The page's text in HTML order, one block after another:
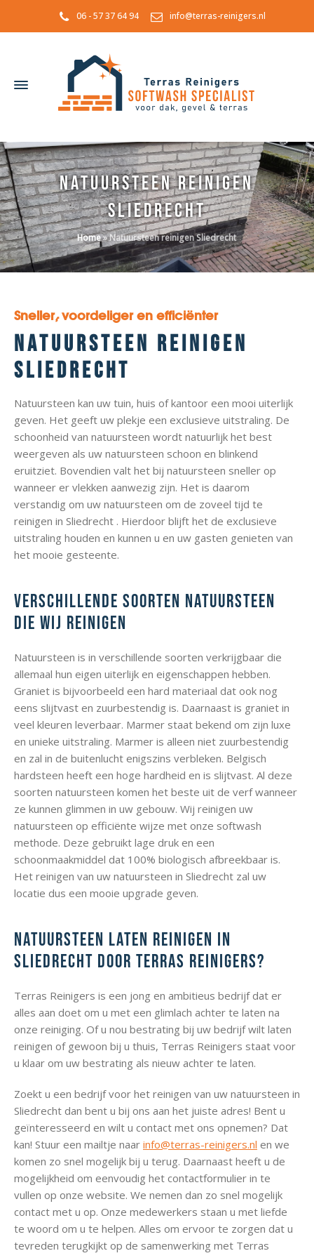
06 - 57 37 64 94 info@terras-reinigers.nl
Natuursteen reinigen
Sliedrecht
Home»Natuursteen reinigen Sliedrecht
Sneller, voordeliger en efficiënter
Natuursteen reinigen
Sliedrecht
Natuursteen kan uw tuin, huis of kantoor een mooi uiterlijk
geven. Het geeft uw plekje een exclusieve uitstraling. De
schoonheid van natuursteen wordt natuurlijk het best
weergeven als uw natuursteen schoon en blinkend
eruitziet. Bovendien valt het bij natuursteen sneller op
wanneer er vlekken aanwezig zijn. Het is daarom
verstandig om uw natuursteen om de zoveel tijd te
reinigen in Sliedrecht . Hierdoor blijft het de exclusieve
uitstraling houden en kunnen u en uw gasten genieten van
het mooie gesteente.
Verschillende soorten natuursteen
die wij reinigen
Natuursteen is in verschillende soorten verkrijgbaar die
allemaal hun eigen uiterlijk en eigenschappen hebben.
Graniet is bijvoorbeeld een hard materiaal dat ook nog
eens slijtvast en zuurbestendig is. Daarnaast is graniet in
veel kleuren leverbaar. Marmer staat bekend om zijn luxe
en unieke uitstraling. Marmer is alleen niet zuurbestendig
en zal in de buitenlucht enigszins verbleken. Belgisch
hardsteen heeft een hoge hardheid en is slijtvast. Al deze
soorten natuursteen komen het beste uit de verf wanneer
ze kunnen glimmen in uw gebouw. Wij reinigen uw
natuursteen op efficiënte wijze met onze softwash
methode. Deze gebruikt lage druk en een
schoonmaakmiddel dat 100% biologisch afbreekbaar is.
Het reinigen van uw natuursteen in Sliedrecht zal uw
locatie dus een mooie upgrade geven.
Natuursteen laten reinigen in
Sliedrecht door Terras Reinigers?
Terras Reinigers is een jong en ambitieus bedrijf dat er
alles aan doet om u met een glimlach achter te laten na
onze reiniging. Of u nou bestrating bij uw bedrijf wilt laten
reinigen of gewoon bij u thuis, Terras Reinigers staat voor
u klaar om uw bestrating als nieuw achter te laten.
Zoekt u een bedrijf voor het reinigen van uw natuursteen in
Sliedrecht dan bent u bij ons aan het juiste adres! Bent u
geïnteresseerd en wilt u contact met ons opnemen? Dat
kan! Stuur een mailtje naar info@terras-reinigers.nl en we
komen zo snel mogelijk bij u terug. Daarnaast heeft u de
mogelijkheid om eenvoudig het contactformulier in te
vullen op onze website. We nemen dan zo snel mogelijk
contact met u op. Onze medewerkers staan u met liefde
te woord om u te helpen. Alles om ervoor te zorgen dat u
tevreden terugkijkt op de samenwerking met Terras